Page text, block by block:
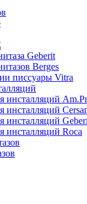
Geberit
Berges
писсуары Vitra
инсталляций
инсталляций
инсталляций Roca